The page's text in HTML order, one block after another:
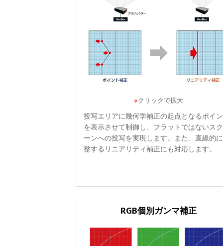
※クリックで拡大
投写エリアに幾何学補正の起点となるポイ
を表示させて制御し、フラットではないス
ーンへの投写を実現します。また、直線的
整するリニアリティ補正にも対応します。
RGB個別ガンマ補正